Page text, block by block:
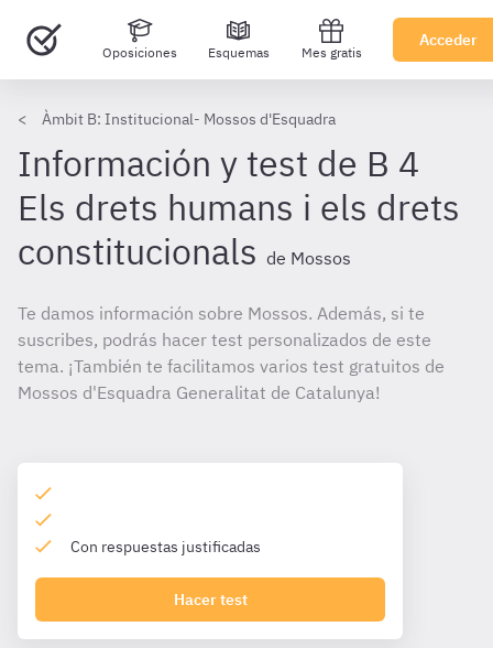
Oposiciones Esquemas Mes gratis
Acceder
Àmbit B: Institucional- Mossos d'Esquadra
Información y test de B 4
Els drets humans i els drets
constitucionals de Mossos
Te damos información sobre Mossos. Además, si te
suscribes, podrás hacer test personalizados de este
tema. ¡También te facilitamos varios test gratuitos de
Mossos d'Esquadra Generalitat de Catalunya!
Con respuestas justificadas
Hacer test